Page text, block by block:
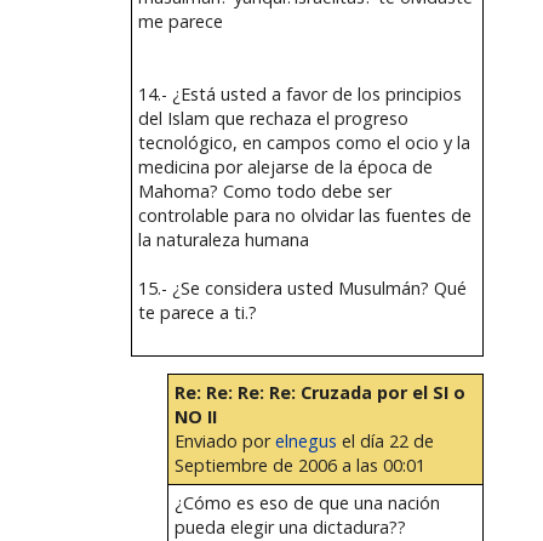
me parece
14.- ¿Está usted a favor de los principios
del Islam que rechaza el progreso
tecnológico, en campos como el ocio y la
medicina por alejarse de la época de
Mahoma? Como todo debe ser
controlable para no olvidar las fuentes de
la naturaleza humana
15.- ¿Se considera usted Musulmán? Qué
te parece a ti.?
Re: Re: Re: Re: Cruzada por el SI o
NO II
Enviado porelnegus el día 22 de
Septiembre de 2006 a las 00:01
¿Cómo es eso de que una nación
pueda elegir una dictadura??